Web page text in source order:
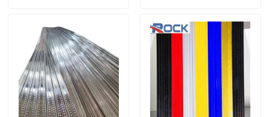
منتجات
أشرطة فيديو
معلومات عنا